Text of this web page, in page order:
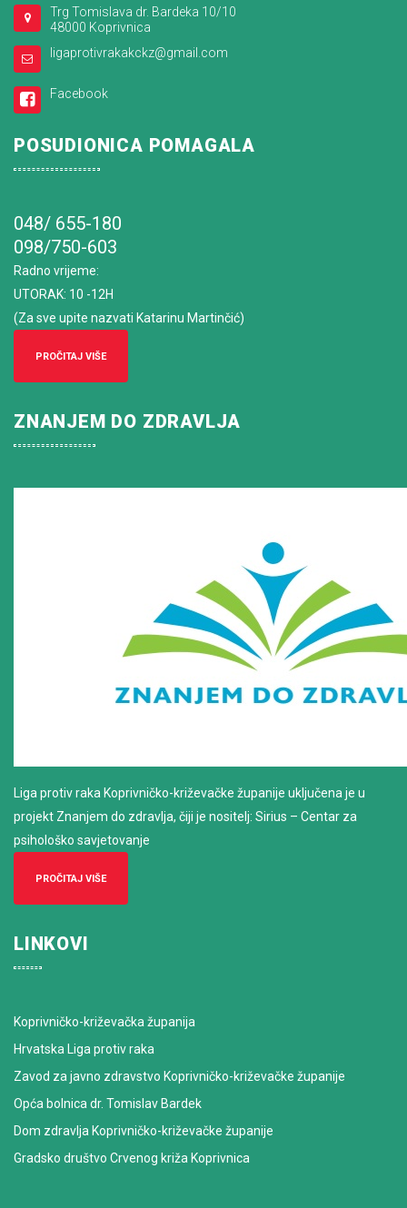
Trg Tomislava dr. Bardeka 10/10
48000 Koprivnica
ligaprotivrakakckz@gmail.com
Facebook
POSUDIONICA POMAGALA
048/ 655-180
098/750-603
Radno vrijeme:
UTORAK: 10 -12H
(Za sve upite nazvati Katarinu Martinčić)
PROČITAJ VIŠE
ZNANJEM DO ZDRAVLJA
Liga protiv raka Koprivničko-križevačke županije uključena je u
projekt Znanjem do zdravlja, čiji je nositelj: Sirius – Centar za
psihološko savjetovanje
PROČITAJ VIŠE
LINKOVI
Koprivničko-križevačka županija
Hrvatska Liga protiv raka
Zavod za javno zdravstvo Koprivničko-križevačke županije
Opća bolnica dr. Tomislav Bardek
Dom zdravlja Koprivničko-križevačke županije
Gradsko društvo Crvenog križa Koprivnica